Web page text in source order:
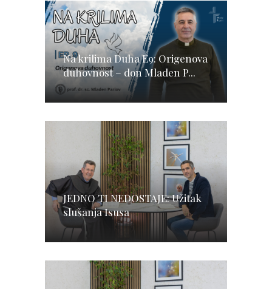
Na krilima Duha E9: Origenova
duhovnost – don Mladen P...
JEDNO TI NEDOSTAJE: Užitak
slušanja Isusa